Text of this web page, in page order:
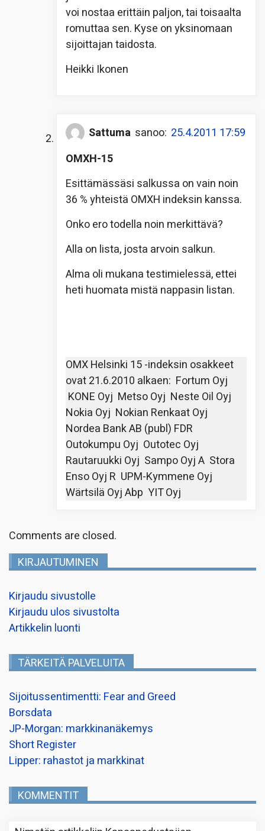
voi nostaa erittäin paljon, tai toisaalta
romuttaa sen. Kyse on yksinomaan
sijoittajan taidosta.
Heikki Ikonen
Sattuma sanoo: 25.4.2011 17:59
OMXH-15
Esittämässäsi salkussa on vain noin
36 % yhteistä OMXH indeksin kanssa.
Onko ero todella noin merkittävä?
Alla on lista, josta arvoin salkun.
Alma oli mukana testimielessä, ettei
heti huomata mistä nappasin listan.
OMX Helsinki 15 -indeksin osakkeet
ovat 21.6.2010 alkaen: Fortum Oyj
KONE Oyj Metso Oyj Neste Oil Oyj
Nokia Oyj Nokian Renkaat Oyj
Nordea Bank AB (publ) FDR
Outokumpu Oyj Outotec Oyj
Rautaruukki Oyj Sampo Oyj A Stora
Enso Oyj R UPM-Kymmene Oyj
Wärtsilä Oyj Abp YIT Oyj
Comments are closed.
KIRJAUTUMINEN
Kirjaudu sivustolle
Kirjaudu ulos sivustolta
Artikkelin luonti
TÄRKEITÄ PALVELUITA
Sijoitussentimentti: Fear and Greed
Borsdata
JP-Morgan: markkinanäkemys
Short Register
Lipper: rahastot ja markkinat
KOMMENTIT